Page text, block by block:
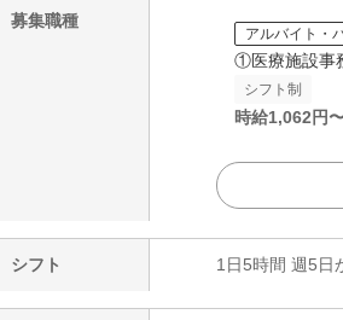
募集職種
アルバイト・
①医療施設事
シフト制
時給1,062 円
シフト 1日5時間 週5日